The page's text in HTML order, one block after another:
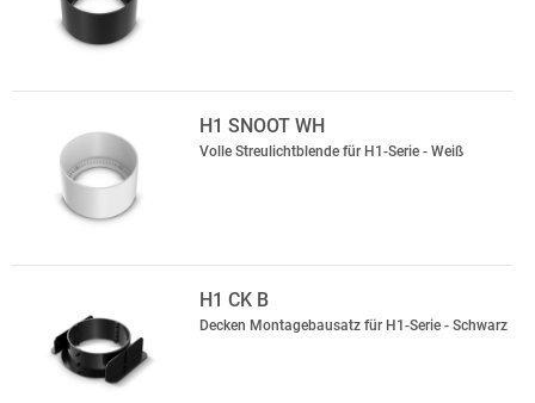
H1 SNOOT WH
Volle Streulichtblende für H1-Serie - Weiß
H1 CK B
Decken Montagebausatz für H1-Serie - Schwarz